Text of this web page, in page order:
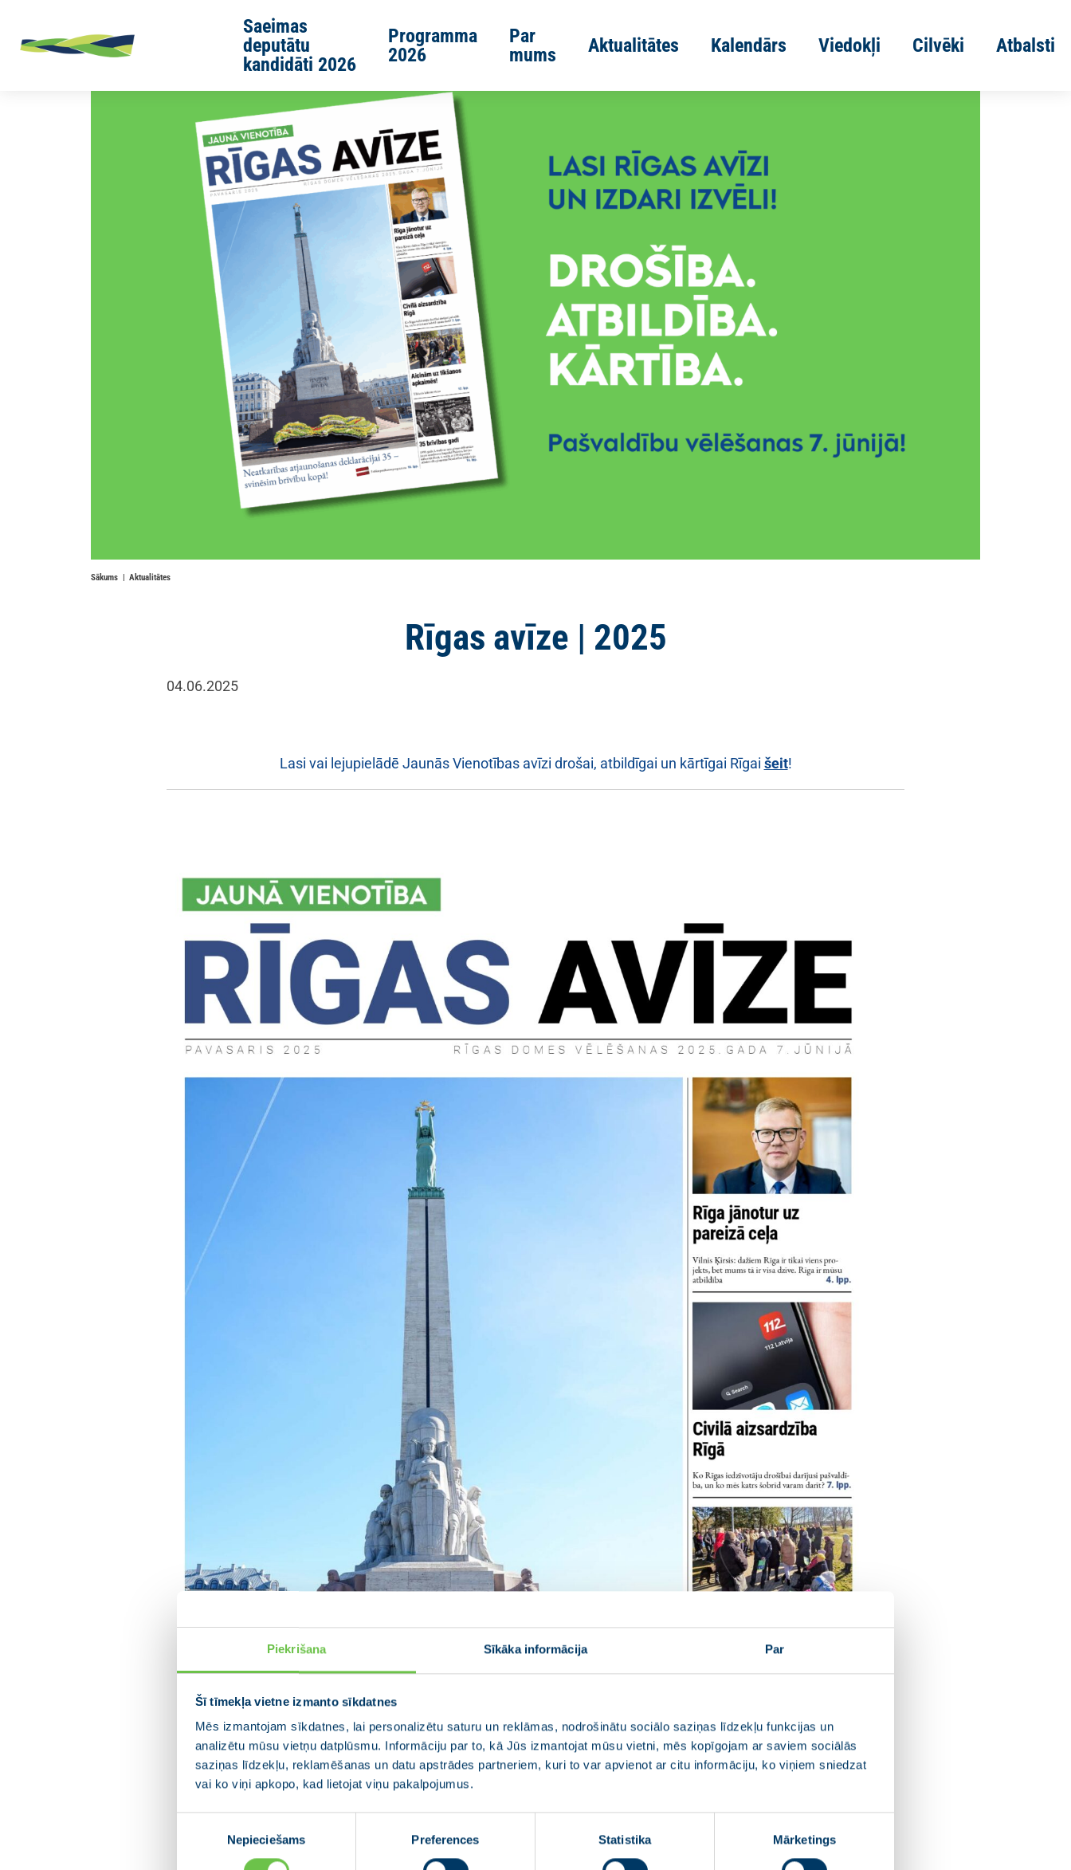
Piekrišana Sīkāka informācija Par
Šī tīmekļa vietne izmanto sīkdatnes
Mēs izmantojam sīkdatnes, lai personalizētu saturu un reklāmas, nodrošinātu sociālo saziņas līdzekļu funkcijas un
analizētu mūsu vietņu datplūsmu. Informāciju par to, kā Jūs izmantojat mūsu vietni, mēs kopīgojam ar saviem sociālās
saziņas līdzekļu, reklamēšanas un datu apstrādes partneriem, kuri to var apvienot ar citu informāciju, ko viņiem sniedzat
vai ko viņi apkopo, kad lietojat viņu pakalpojumus.
Nepieciešams Preferences Statistika Mārketings
Saeimas
deputātu
kandidāti 2026
Programma
2026
Par
mums
Aktualitātes Kalendārs Viedokļi Cilvēki Atbalsti
Sākums Aktualitātes
Rīgas avīze | 2025
04.06.2025
Lasi vai lejupielādē Jaunās Vienotības avīzi drošai, atbildīgai un kārtīgai Rīgai šeit!